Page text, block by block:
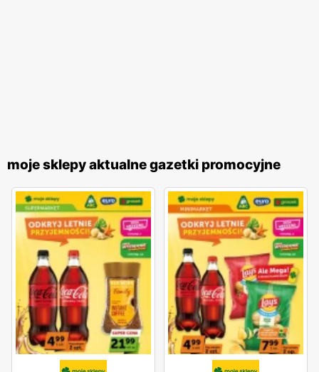
moje sklepy aktualne gazetki promocyjne